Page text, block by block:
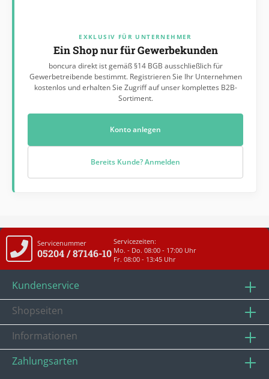
EXKLUSIV FÜR UNTERNEHMER
Ein Shop nur für Gewerbekunden
boncura direkt ist gemäß §14 BGB ausschließlich für
Gewerbetreibende bestimmt. Registrieren Sie Ihr Unternehmen
kostenlos und erhalten Sie Zugriff auf unser komplettes B2B-
Sortiment.
Konto anlegen
Bereits Kunde? Anmelden
Servicenummer
05204 / 87146-10
Servicezeiten:
Mo. - Do. 08:00 - 17:00 Uhr
Fr. 08:00 - 13:45 Uhr
Kundenservice
Shopseiten
Informationen
Zahlungsarten